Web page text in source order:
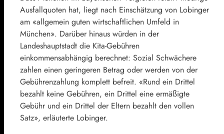
Ausfallquoten hat, liegt nach Einschätzung von Lobinger
am «allgemein guten wirtschaftlichen Umfeld in
München». Darüber hinaus würden in der
Landeshauptstadt die Kita-Gebühren
einkommensabhängig berechnet: Sozial Schwächere
zahlen einen geringeren Betrag oder werden von der
Gebührenzahlung komplett befreit. «Rund ein Drittel
bezahlt keine Gebühren, ein Drittel eine ermäßigte
Gebühr und ein Drittel der Eltern bezahlt den vollen
Satz», erläuterte Lobinger.